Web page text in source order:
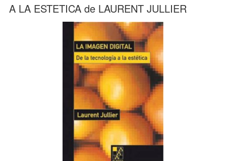
A LA ESTETICA de LAURENT JULLIER